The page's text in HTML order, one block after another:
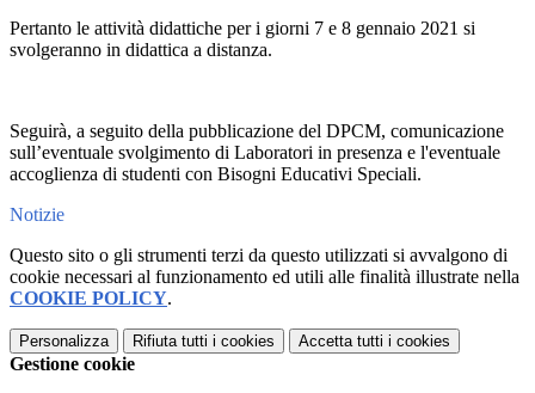
Pertanto le attività didattiche per i giorni 7 e 8 gennaio 2021 si
svolgeranno in didattica a distanza.
Seguirà, a seguito della pubblicazione del DPCM, comunicazione
sull’eventuale svolgimento di Laboratori in presenza e l'eventuale
accoglienza di studenti con Bisogni Educativi Speciali.
Notizie
Questo sito o gli strumenti terzi da questo utilizzati si avvalgono di
cookie necessari al funzionamento ed utili alle finalità illustrate nella
COOKIE POLICY.
Personalizza Rifiuta tutti i cookies Accetta tutti i cookies
Gestione cookie